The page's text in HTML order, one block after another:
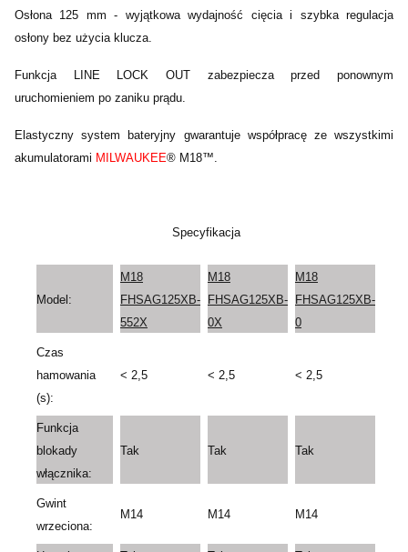
Osłona 125 mm - wyjątkowa wydajność cięcia i szybka regulacja
osłony bez użycia klucza.
Funkcja LINE LOCK OUT zabezpiecza przed ponownym
uruchomieniem po zaniku prądu.
Elastyczny system bateryjny gwarantuje współpracę ze wszystkimi
akumulatorami MILWAUKEE® M18™.
Specyfikacja
Model:
M18
FHSAG125XB-
552X
M18
FHSAG125XB-
0X
M18
FHSAG125XB-
0
Czas
hamowania
(s):
< 2,5 < 2,5 < 2,5
Funkcja
blokady
włącznika:
Tak Tak Tak
Gwint
wrzeciona:
M14 M14 M14